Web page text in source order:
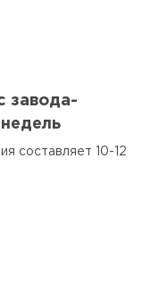
завода-
составляет 10-12